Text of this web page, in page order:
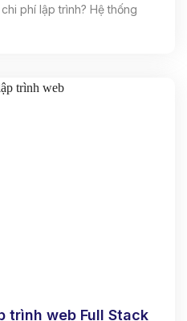
phí lập trình? Hệ thống
trình web Full Stack